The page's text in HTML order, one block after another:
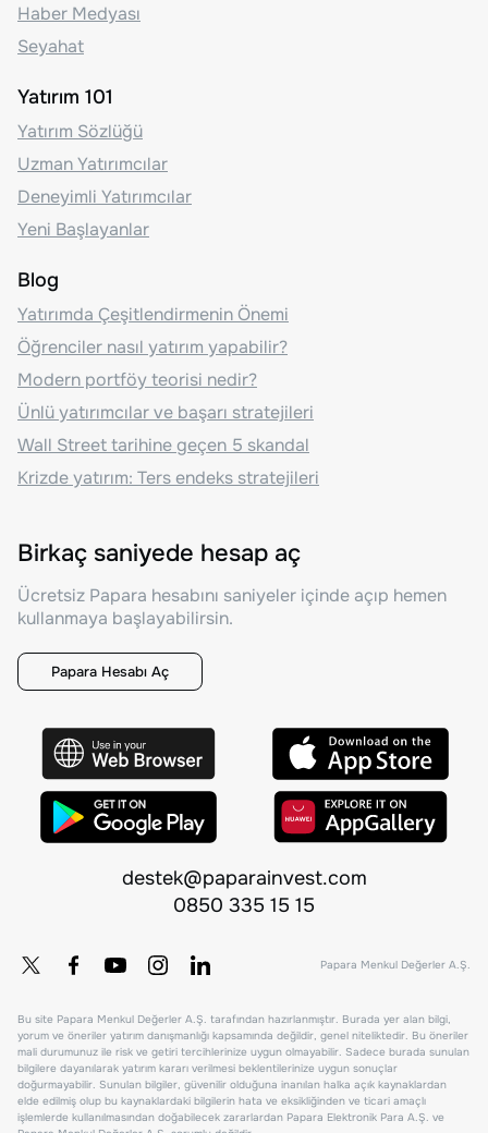
Haber Medyası
Seyahat
Yatırım 101
Yatırım Sözlüğü
Uzman Yatırımcılar
Deneyimli Yatırımcılar
Yeni Başlayanlar
Blog
Yatırımda Çeşitlendirmenin Önemi
Öğrenciler nasıl yatırım yapabilir?
Modern portföy teorisi nedir?
Ünlü yatırımcılar ve başarı stratejileri
Wall Street tarihine geçen 5 skandal
Krizde yatırım: Ters endeks stratejileri
Birkaç saniyede hesap aç
Ücretsiz Papara hesabını saniyeler içinde açıp hemen
kullanmaya başlayabilirsin.
Papara Hesabı Aç
destek@paparainvest.com
0850 335 15 15
Papara Menkul Değerler A.Ş.
Bu site Papara Menkul Değerler A.Ş. tarafından hazırlanmıştır. Burada yer alan bilgi,
yorum ve öneriler yatırım danışmanlığı kapsamında değildir, genel niteliktedir. Bu öneriler
mali durumunuz ile risk ve getiri tercihlerinize uygun olmayabilir. Sadece burada sunulan
bilgilere dayanılarak yatırım kararı verilmesi beklentilerinize uygun sonuçlar
doğurmayabilir. Sunulan bilgiler, güvenilir olduğuna inanılan halka açık kaynaklardan
elde edilmiş olup bu kaynaklardaki bilgilerin hata ve eksikliğinden ve ticari amaçlı
işlemlerde kullanılmasından doğabilecek zararlardan Papara Elektronik Para A.Ş. ve